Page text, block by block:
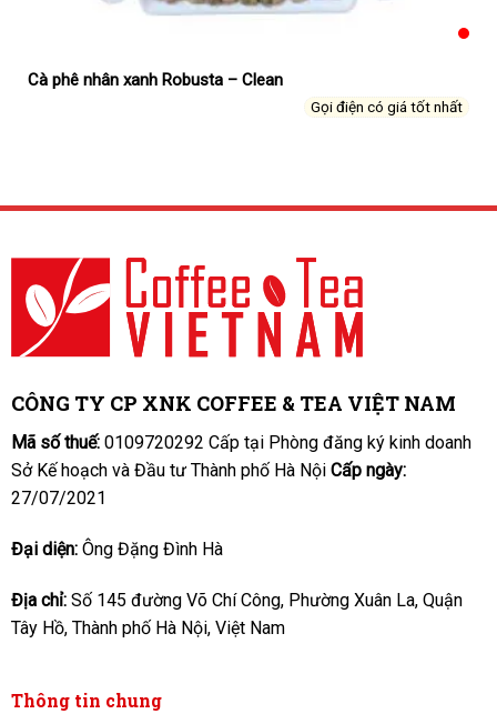
Cà phê nhân xanh Robusta – Clean
Gọi điện có giá tốt nhất
CÔNG TY CP XNK COFFEE & TEA VIỆT NAM
Mã số thuế:0109720292 Cấp tại Phòng đăng ký kinh doanh
Sở Kế hoạch và Đầu tư Thành phố Hà Nội Cấp ngày:
27/07/2021
Đại diện: Ông Đặng Đình Hà
Địa chỉ: Số 145 đường Võ Chí Công, Phường Xuân La, Quận
Tây Hồ, Thành phố Hà Nội, Việt Nam
Thông tin chung